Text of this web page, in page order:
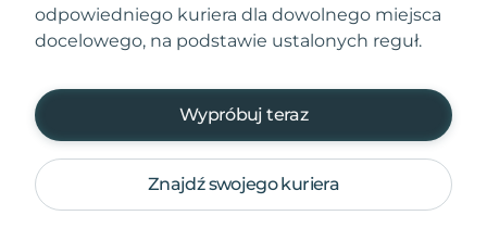
odpowiedniego kuriera dla dowolnego miejsca
docelowego, na podstawie ustalonych reguł.
Wypróbuj teraz
Znajdź swojego kuriera